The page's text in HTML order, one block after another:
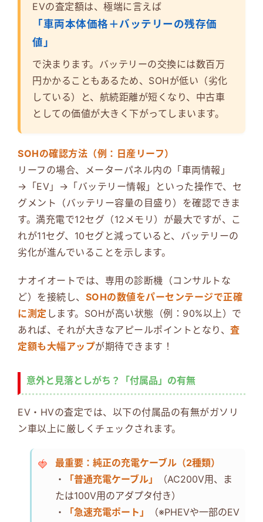
EVの査定額は、極端に言えば
「車両本体価格＋バッテリーの残存価
値」
で決まります。バッテリーの交換には数百万
円かかることもあるため、SOHが低い（劣化
している）と、航続距離が短くなり、中古車
としての価値が大きく下がってしまいます。
SOHの確認方法（例：日産リーフ）
リーフの場合、メーターパネル内の「車両情報」
→「EV」→「バッテリー情報」といった操作で、セ
グメント（バッテリー容量の目盛り）を確認できま
す。満充電で12セグ（12メモリ）が最大ですが、こ
れが11セグ、10セグと減っていると、バッテリーの
劣化が進んでいることを示します。
ナオイオートでは、専用の診断機（コンサルトな
ど）を接続し、 SOHの数値をパーセンテージで正確
に測定 します。SOHが高い状態（例：90%以上）で
あれば、それが大きなアピールポイントとなり、 査
定額も大幅アップが期待できます！
意外と見落としがち？「付属品」の有無
EV・HVの査定では、以下の付属品の有無がガソリ
ン車以上に厳しくチェックされます。
最重要：純正の充電ケーブル（2種類）
・
「普通充電ケーブル」
（AC200V用、ま
たは100V用のアダプタ付き）
・
「急速充電ポート」
（※PHEVや一部のEV